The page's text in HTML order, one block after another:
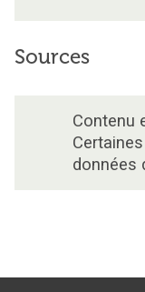
Sources
Contenu
données